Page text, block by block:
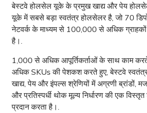
बेस्टवे होलसेल यूके के प्रमुख खाद्य और पेय
यूके में सबसे बड़ा स्वतंत्र होलसेलर है, जो 70 डिपो
नेटवर्क के माध्यम से 100,000 से अधिक
है।.
1,000 से अधिक आपूर्तिकर्ताओं के साथ काम
अधिक SKUs की पेशकश करते हुए, बेस्टवे
खाद्य, पेय और इंपल्स श्रेणियों में अग्रणी ब्रांडों,
और प्रतिस्पर्धी थोक मूल्य निर्धारण की एक
प्रदान करता है।.